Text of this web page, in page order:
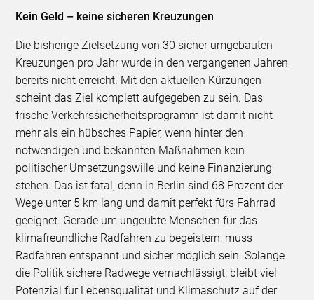
Kein Geld – keine sicheren Kreuzungen
Die bisherige Zielsetzung von 30 sicher umgebauten
Kreuzungen pro Jahr wurde in den vergangenen Jahren
bereits nicht erreicht. Mit den aktuellen Kürzungen
scheint das Ziel komplett aufgegeben zu sein. Das
frische Verkehrssicherheitsprogramm ist damit nicht
mehr als ein hübsches Papier, wenn hinter den
notwendigen und bekannten Maßnahmen kein
politischer Umsetzungswille und keine Finanzierung
stehen. Das ist fatal, denn in Berlin sind 68 Prozent der
Wege unter 5 km lang und damit perfekt fürs Fahrrad
geeignet. Gerade um ungeübte Menschen für das
klimafreundliche Radfahren zu begeistern, muss
Radfahren entspannt und sicher möglich sein. Solange
die Politik sichere Radwege vernachlässigt, bleibt viel
Potenzial für Lebensqualität und Klimaschutz auf der